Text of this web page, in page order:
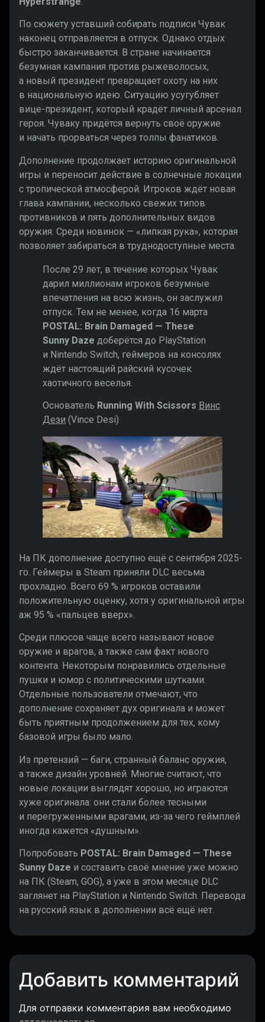
По сюжету уставший собирать подписи Чувак
наконец отправляется в отпуск. Однако отдых
быстро заканчивается. В стране начинается
безумная кампания против рыжеволосых,
а новый президент превращает охоту на них
в национальную идею. Ситуацию усугубляет
вице-президент, который крадёт личный арсенал
героя. Чуваку придётся вернуть своё оружие
и начать прорваться через толпы фанатиков.
Дополнение продолжает историю оригинальной
игры и переносит действие в солнечные локации
с тропической атмосферой. Игроков ждёт новая
глава кампании, несколько свежих типов
противников и пять дополнительных видов
оружия. Среди новинок — «липкая рука», которая
позволяет забираться в труднодоступные места.
После 29 лет, в течение которых Чувак
дарил миллионам игроков безумные
впечатления на всю жизнь, он заслужил
отпуск. Тем не менее, когда 16 марта
POSTAL: Brain Damaged — These
Sunny Daze доберётся до PlayStation
и Nintendo Switch, геймеров на консолях
ждёт настоящий райский кусочек
хаотичного веселья.
Основатель Running With Scissors Винс
Дези (Vince Desi)
На ПК дополнение доступно ещё с сентября 2025-
го. Геймеры в Steam приняли DLC весьма
прохладно. Всего 69 % игроков оставили
положительную оценку, хотя у оригинальной игры
аж 95 % «пальцев вверх».
Среди плюсов чаще всего называют новое
оружие и врагов, а также сам факт нового
контента. Некоторым понравились отдельные
пушки и юмор с политическими шутками.
Отдельные пользователи отмечают, что
дополнение сохраняет дух оригинала и может
быть приятным продолжением для тех, кому
базовой игры было мало.
Из претензий — баги, странный баланс оружия,
а также дизайн уровней. Многие считают, что
новые локации выглядят хорошо, но играются
хуже оригинала: они стали более тесными
и перегруженными врагами, из-за чего геймплей
иногда кажется «душным».
Попробовать POSTAL: Brain Damaged — These
Sunny Daze и составить своё мнение уже можно
на ПК (Steam, GOG), а уже в этом месяце DLC
заглянет на PlayStation и Nintendo Switch. Перевода
на русский язык в дополнении всё ещё нет.
Добавить комментарий
Для отправки комментария вам необходимо